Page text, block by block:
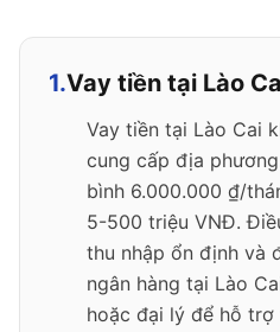
1.Vay tiền tại Lào
Vay tiền tại Lào Cai
cung cấp địa
bình 6.000.000 ₫/
5-500 triệu VNĐ.
thu nhập ổn định và
ngân hàng tại Lào
hoặc đại lý để hỗ